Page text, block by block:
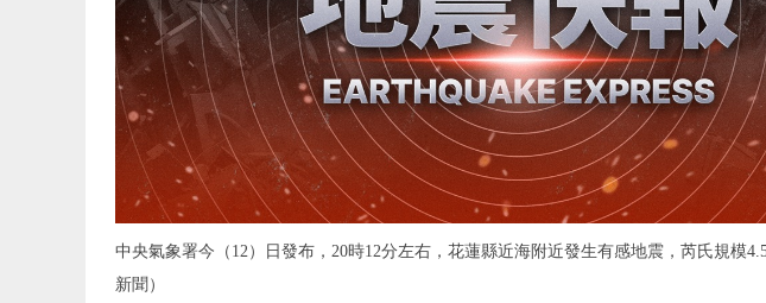
中央氣象署今（12）日發布，20時12分左右，花蓮縣近海附近發生有感地震，芮氏規模
新聞）